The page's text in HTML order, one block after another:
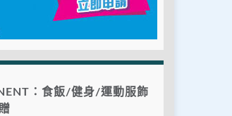
：食飯/健身/運動服飾